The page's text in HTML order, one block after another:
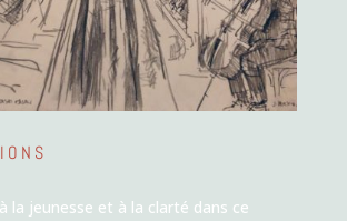
la jeunesse et à la clarté dans ce